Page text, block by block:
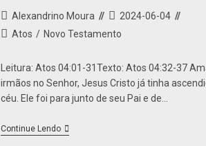
Alexandrino Moura
2024-06-04
Atos / Novo Testamento
Leitura: Atos 04:01-31Texto: Atos 04:32-37
irmãos no Senhor, Jesus Cristo já tinha
céu. Ele foi para junto de seu Pai e de…
Continue Lendo